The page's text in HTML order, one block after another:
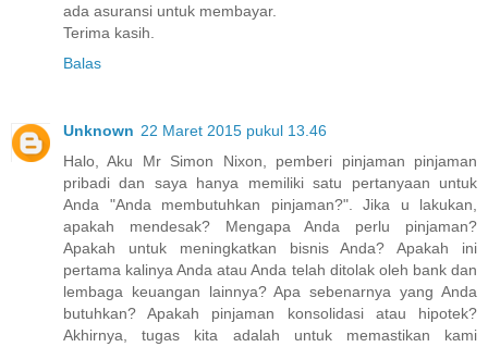
ada asuransi untuk membayar.
Terima kasih.
Balas
Unknown 22 Maret 2015 pukul 13.46
Halo, Aku Mr Simon Nixon, pemberi pinjaman pinjaman
pribadi dan saya hanya memiliki satu pertanyaan untuk
Anda "Anda membutuhkan pinjaman?". Jika u lakukan,
apakah mendesak? Mengapa Anda perlu pinjaman?
Apakah untuk meningkatkan bisnis Anda? Apakah ini
pertama kalinya Anda atau Anda telah ditolak oleh bank dan
lembaga keuangan lainnya? Apa sebenarnya yang Anda
butuhkan? Apakah pinjaman konsolidasi atau hipotek?
Akhirnya, tugas kita adalah untuk memastikan kami